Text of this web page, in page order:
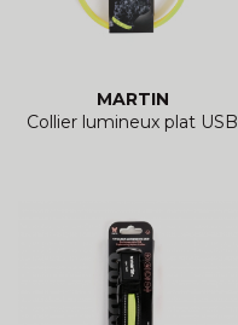
MARTIN
Collier lumineux plat USB